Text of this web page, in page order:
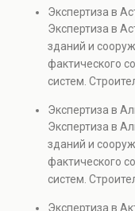
реконструкции,
капитальном
эксплуатации
недвижимости.
элементов и
Услуга
капитальном
также при
проверках.
Экспертиза в
Экспертиза в
зданий и
фактического
систем.
элементов и
Услуга
капитальном
также при
проверках.
Экспертиза в
Экспертиза в
зданий и
фактического
систем.
Экспертиза в